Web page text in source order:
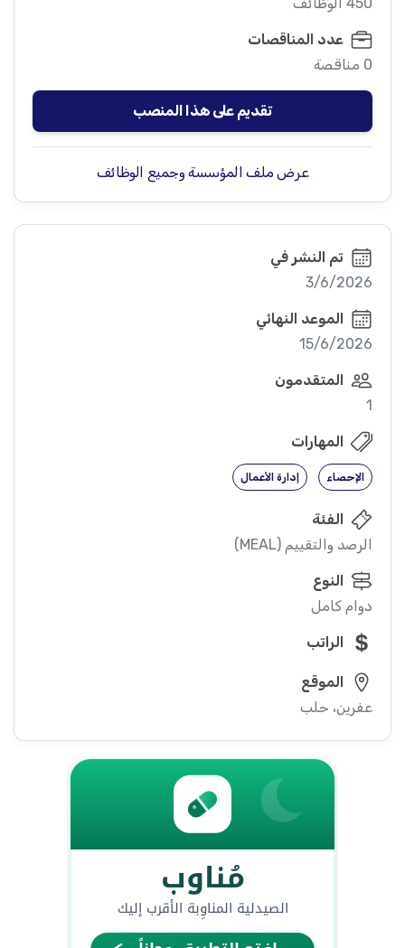
عدد المناقصات
0 مناقصة
تقديم على هذا المنصب
عرض ملف المؤسسة وجميع الوظائف
تم النشر في
3/6/2026
الموعد النهائي
15/6/2026
المتقدمون
1
المهارات
الإحصاء إدارة الأعمال
الفئة
الرصد والتقييم (MEAL)
النوع
دوام كامل
الراتب
الموقع
عفرين، حلب